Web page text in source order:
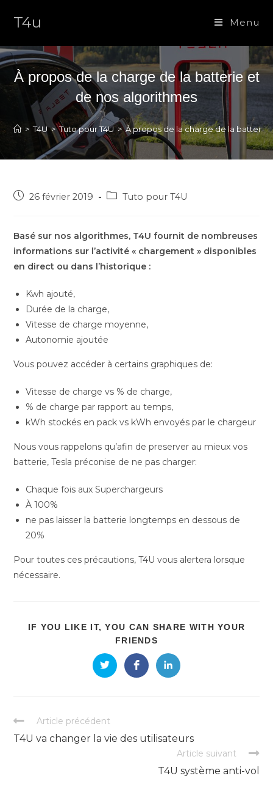
T4u Menu
À propos de la charge de la batterie et
de nos algorithmes
> T4U > Tuto pour T4U > À propos de la charge de la batterie
Post26 février 2019
PostTuto pour T4U
Basé sur nos algorithmes, T4U fournit de nombreuses
informations sur l’activité « chargement » disponibles
en direct ou dans l’historique :
Kwh ajouté,
Durée de la charge,
Vitesse de charge moyenne,
Autonomie ajoutée
Vous pouvez accéder à certains graphiques de:
Vitesse de charge vs % de charge,
% de charge par rapport au temps,
kWh stockés en pack vs kWh envoyés par le chargeur
Nous vous rappelons qu’afin de preserver au mieux vos
batterie, Tesla préconise de ne pas charger:
Chaque fois aux Superchargeurs
À 100%
ne pas laisser la batterie longtemps en dessous de
20%
Pour toutes ces précautions, T4U vous alertera lorsque
nécessaire.
IF YOU LIKE IT, YOU CAN SHARE WITH YOUR
FRIENDS
THIS
CONTENT
Opens
in
Opens
in
Opens
in
Read
articles
Article précédent
T4U va changer la vie des utilisateurs
Article suivant
T4U système anti-vol